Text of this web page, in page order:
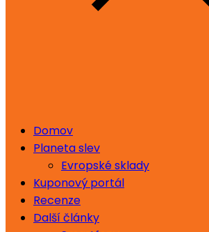
Domov
Planeta slev
Evropské sklady
Kuponový portál
Recenze
Další články